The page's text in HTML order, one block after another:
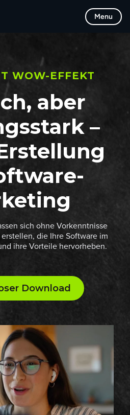
Menu
WOW-EFFEKT
aber
–
sich ohne Vorkenntnisse
die Ihre Software im
ihre Vorteile hervorheben.
Download